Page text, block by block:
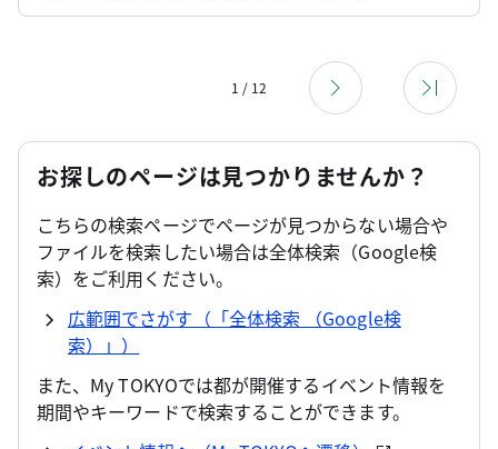
ーマを決定し、助成事業の申請エントリーの受付を
開始しますので、お知らせいたします。
1 / 12
お探しのページは見つかりませんか？
こちらの検索ページでページが見つからない場合や
ファイルを検索したい場合は全体検索（Google検
索）をご利用ください。
広範囲でさがす（「全体検索 （Google検
索）」）
また、My TOKYOでは都が開催するイベント情報を
期間やキーワードで検索することができます。